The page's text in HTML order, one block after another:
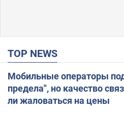
TOP NEWS
Мобильные операторы
предела", но качество
ли жаловаться на цены